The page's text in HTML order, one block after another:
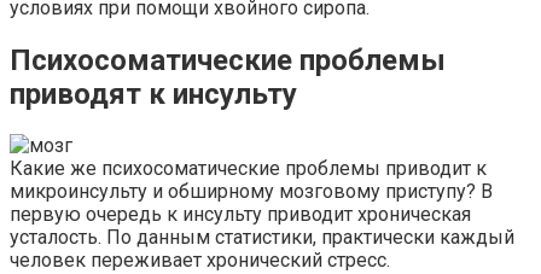
условиях при помощи хвойного сиропа.
Психосоматические проблемы
приводят к инсульту
Какие же психосоматические проблемы приводит к
микроинсульту и обширному мозговому приступу? В
первую очередь к инсульту приводит хроническая
усталость. По данным статистики, практически каждый
человек переживает хронический стресс.